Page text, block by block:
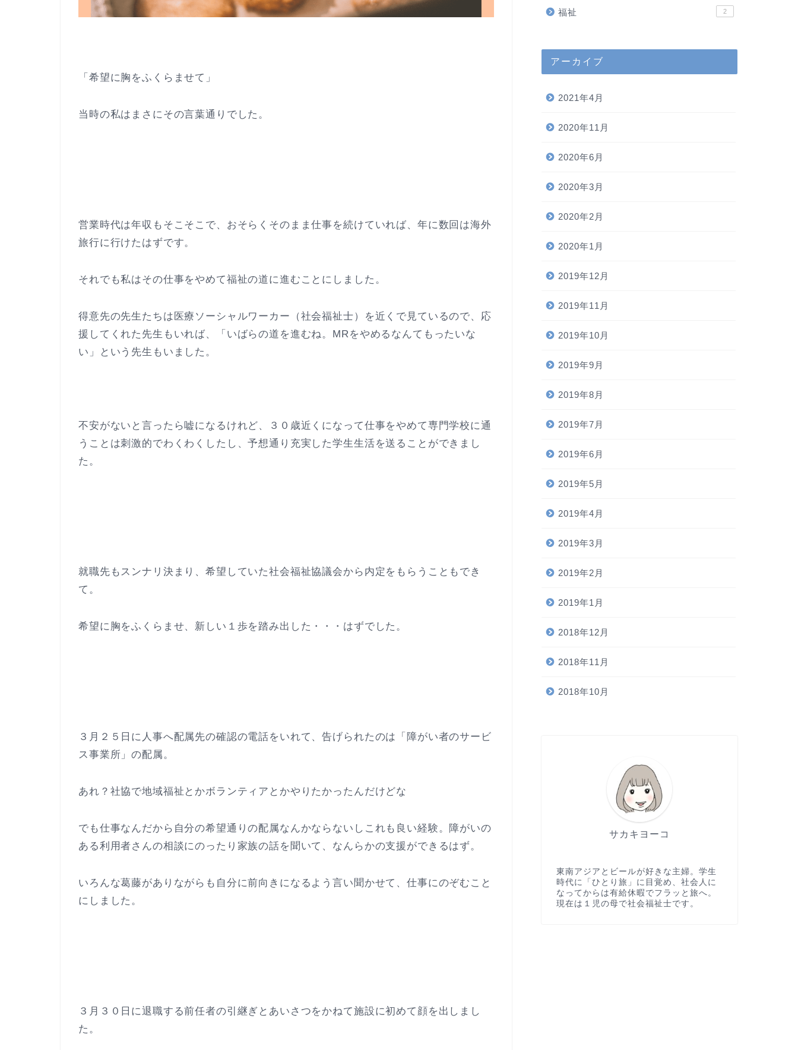
「希望に胸をふくらませて」
当時の私はまさにその言葉通りでした。
営業時代は年収もそこそこで、おそらくそのまま仕事を続けていれば、年に数回は海外
旅行に行けたはずです。
それでも私はその仕事をやめて福祉の道に進むことにしました。
得意先の先生たちは医療ソーシャルワーカー（社会福祉士）を近くで見ているので、応
援してくれた先生もいれば、「いばらの道を進むね。MRをやめるなんてもったいな
い」という先生もいました。
不安がないと言ったら嘘になるけれど、３０歳近くになって仕事をやめて専門学校に通
うことは刺激的でわくわくしたし、予想通り充実した学生生活を送ることができまし
た。
就職先もスンナリ決まり、希望していた社会福祉協議会から内定をもらうこともでき
て。
希望に胸をふくらませ、新しい１歩を踏み出した・・・はずでした。
３月２５日に人事へ配属先の確認の電話をいれて、告げられたのは「障がい者のサービ
ス事業所」の配属。
あれ？社協で地域福祉とかボランティアとかやりたかったんだけどな
でも仕事なんだから自分の希望通りの配属なんかならないしこれも良い経験。障がいの
ある利用者さんの相談にのったり家族の話を聞いて、なんらかの支援ができるはず。
いろんな葛藤がありながらも自分に前向きになるよう言い聞かせて、仕事にのぞむこと
にしました。
３月３０日に退職する前任者の引継ぎとあいさつをかねて施設に初めて顔を出しまし
た。
福祉 2
アーカイブ
2021年4月
2020年11月
2020年6月
2020年3月
2020年2月
2020年1月
2019年12月
2019年11月
2019年10月
2019年9月
2019年8月
2019年7月
2019年6月
2019年5月
2019年4月
2019年3月
2019年2月
2019年1月
2018年12月
2018年11月
2018年10月
サカキヨーコ
東南アジアとビールが好きな主婦。学生
時代に「ひとり旅」に目覚め、社会人に
なってからは有給休暇でフラッと旅へ。
現在は１児の母で社会福祉士です。